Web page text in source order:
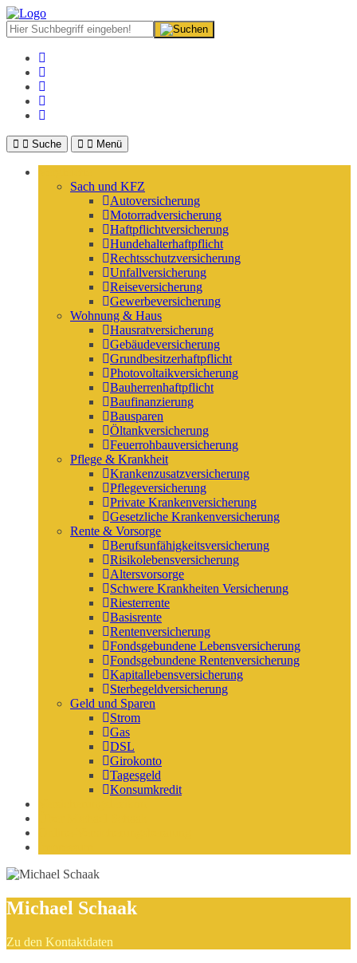
Suche Menü
Sach und KFZ
Autoversicherung
Motorradversicherung
Haftpflichtversicherung
Hundehalterhaftpflicht
Rechtsschutzversicherung
Unfallversicherung
Reiseversicherung
Gewerbeversicherung
Wohnung & Haus
Hausratversicherung
Gebäudeversicherung
Grundbesitzerhaftpflicht
Photovoltaikversicherung
Bauherrenhaftpflicht
Baufinanzierung
Bausparen
Öltankversicherung
Feuerrohbauversicherung
Pflege & Krankheit
Krankenzusatzversicherung
Pflegeversicherung
Private Krankenversicherung
Gesetzliche Krankenversicherung
Rente & Vorsorge
Berufs­unfähigkeitsversicherung
Risikolebensversicherung
Altersvorsorge
Schwere Krankheiten Versicherung
Riesterrente
Basisrente
Rentenversicherung
Fondsgebundene Lebensversicherung
Fondsgebundene Rentenversicherung
Kapitallebensversicherung
Sterbegeldversicherung
Geld und Sparen
Strom
Gas
DSL
Girokonto
Tagesgeld
Konsumkredit
Michael Schaak
Zu den Kontaktdaten